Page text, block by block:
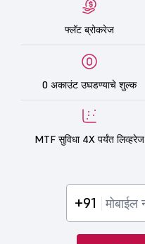
फ्लॅट ब्रोकरेज
0 अकाउंट उघडण्याचे शुल्क
MTF सुविधा 4X पर्यंत लिव्हरेज
+91